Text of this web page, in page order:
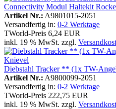
Connectivity Modul Haltekit
Artikel Nr.: A9801015-2051
Versandfertig in: 0-2 Werktage
TWorld-Preis 6,24 EUR
inkl. 19 % MwSt. zzgl.
Diebstahl Tracker ** (1x TW-
Artikel Nr.: A9800099-2051
Versandfertig in: 0-2 Werktage
TWorld-Preis 222,75 EUR
inkl. 19 % MwSt. zzgl.